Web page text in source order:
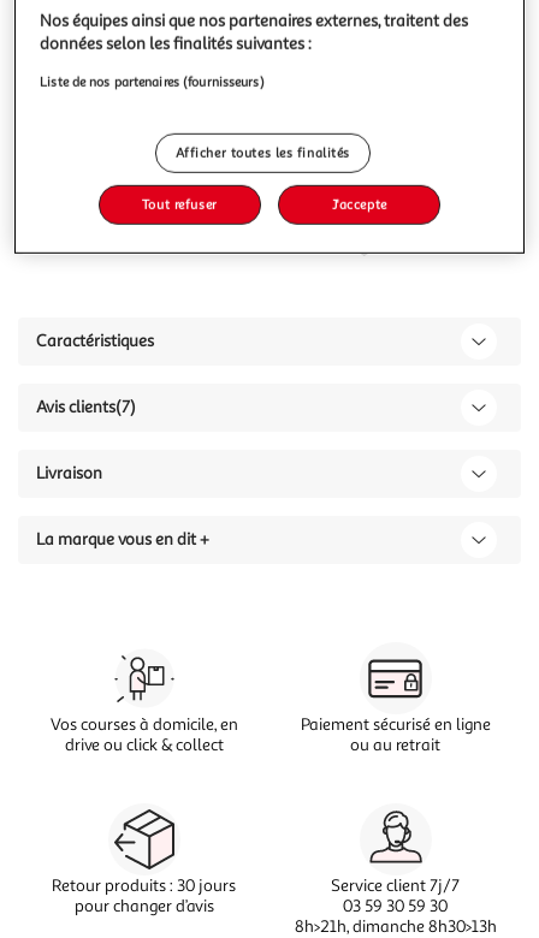
Retrait dès 5/6 jours
Plus d'options
Multishop
88,68€
Ajouter au panier
Caractéristiques
Avis clients(7)
Livraison
La marque vous en dit +
Vos courses à domicile, en
drive ou click & collect
Paiement sécurisé en ligne
ou au retrait
Retour produits : 30 jours
pour changer d’avis
Service client 7j/7
03 59 30 59 30
8h>21h, dimanche 8h30>13h
Nos équipes ainsi que nos partenaires externes, traitent des
données selon les finalités suivantes :
Liste de nos partenaires (fournisseurs)
Afficher toutes les finalités
Tout refuser J'accepte